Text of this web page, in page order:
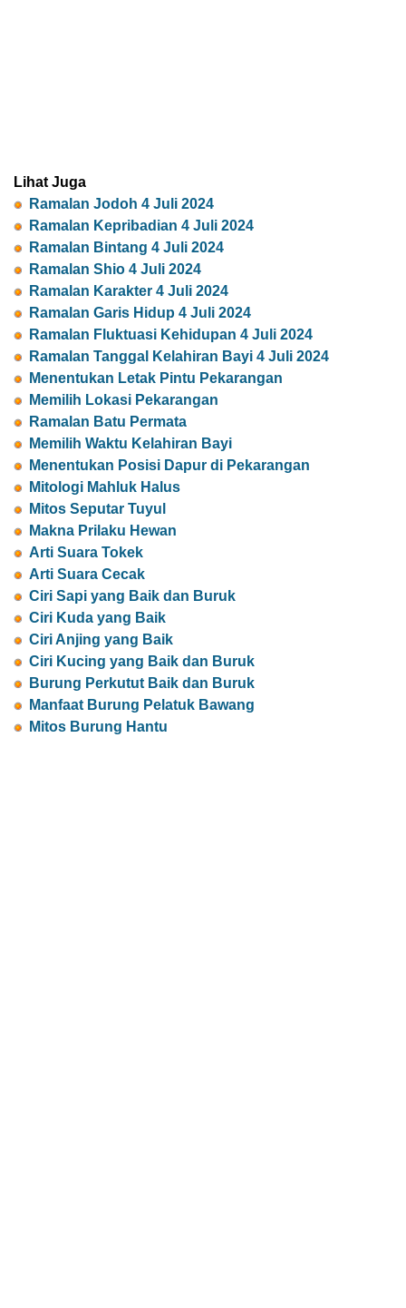
Lihat Juga
Ramalan Jodoh 4 Juli 2024
Ramalan Kepribadian 4 Juli 2024
Ramalan Bintang 4 Juli 2024
Ramalan Shio 4 Juli 2024
Ramalan Karakter 4 Juli 2024
Ramalan Garis Hidup 4 Juli 2024
Ramalan Fluktuasi Kehidupan 4 Juli 2024
Ramalan Tanggal Kelahiran Bayi 4 Juli 2024
Menentukan Letak Pintu Pekarangan
Memilih Lokasi Pekarangan
Ramalan Batu Permata
Memilih Waktu Kelahiran Bayi
Menentukan Posisi Dapur di Pekarangan
Mitologi Mahluk Halus
Mitos Seputar Tuyul
Makna Prilaku Hewan
Arti Suara Tokek
Arti Suara Cecak
Ciri Sapi yang Baik dan Buruk
Ciri Kuda yang Baik
Ciri Anjing yang Baik
Ciri Kucing yang Baik dan Buruk
Burung Perkutut Baik dan Buruk
Manfaat Burung Pelatuk Bawang
Mitos Burung Hantu